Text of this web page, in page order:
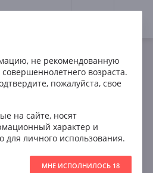
Сухое
Франция
Cremant de Savoie Brut
не рекомендованную
возраста.
пожалуйста, свое
на сайте, носят
характер и
для личного использования.
МНЕ ИСПОЛНИЛОСЬ 18